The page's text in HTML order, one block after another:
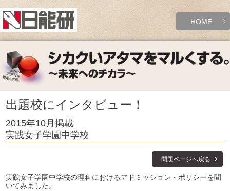
HOME
出題校にインタビュー！
2015年10月掲載
実践女子学園中学校
問題ページへ戻る
実践女子学園中学校の理科におけるアドミッション・ポリシーを聞
いてみました。